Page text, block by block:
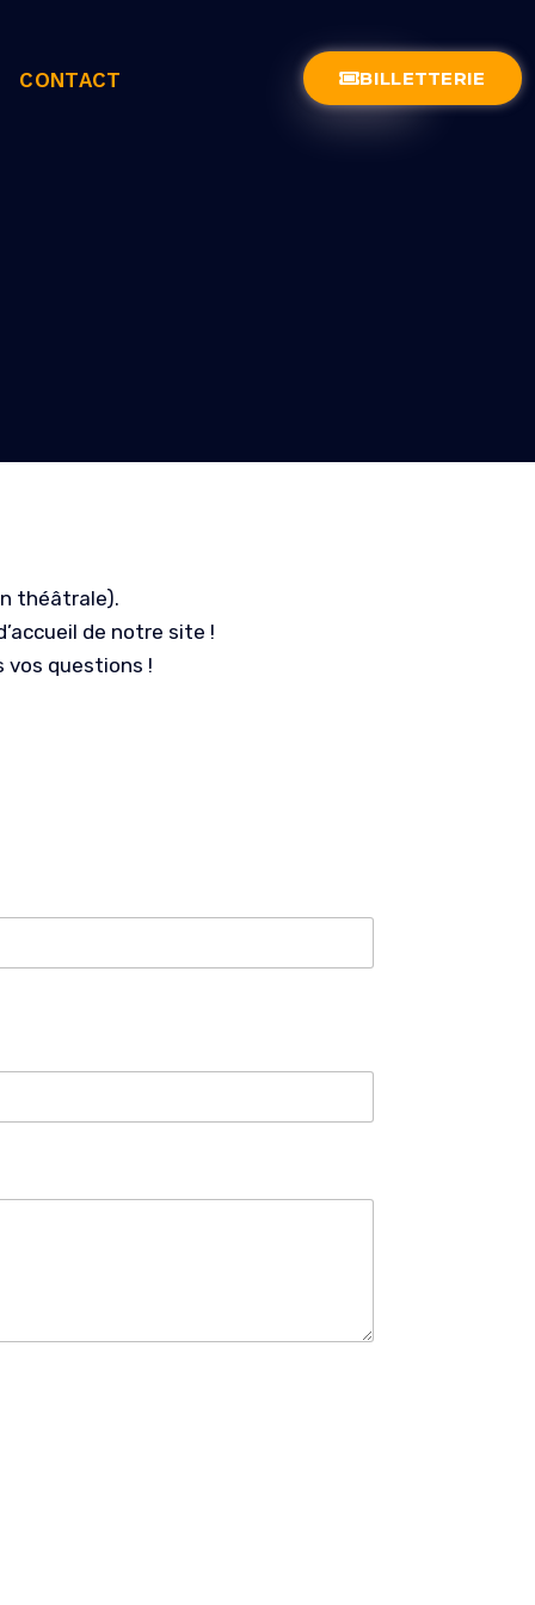
CONTACT BILLETTERIE
théâtrale).
de notre site !
vos questions !